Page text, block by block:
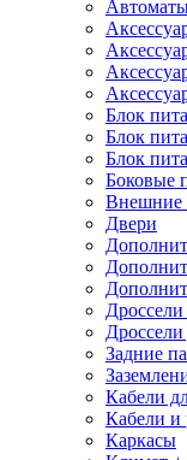
Блок
Блок
Блок
Боковые
Внешние
Двери
Задние
Кабели
Кабели и
Каркасы